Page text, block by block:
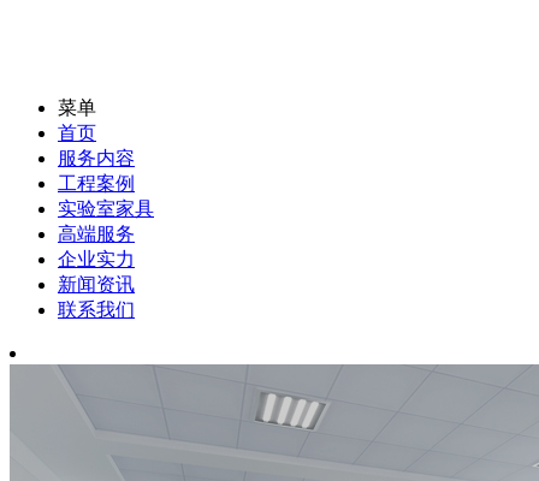
菜单
首页
服务内容
工程案例
实验室家具
高端服务
企业实力
新闻资讯
联系我们